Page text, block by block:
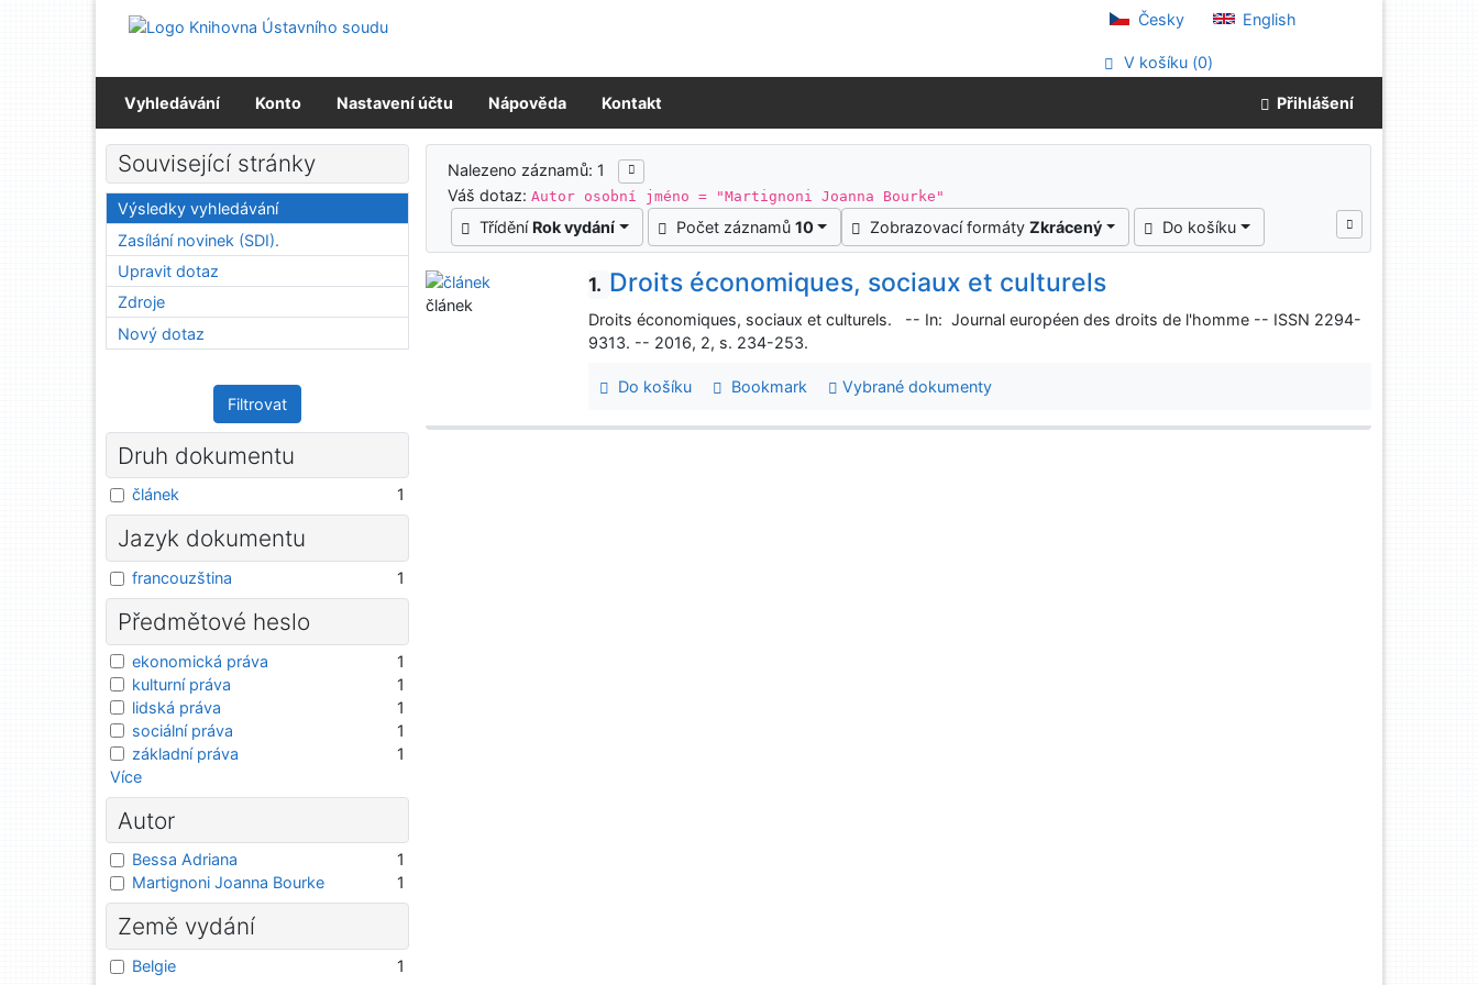
Přejít na menu
Česky English
V košíku (0)
Vyhledávání Konto Nastavení účtu Nápověda Kontakt Přihlášení
Výsledky vyhledávání
Nalezeno záznamů: 1
Váš dotaz:Autor osobní jméno = "Martignoni Joanna Bourke"
Třídění Rok vydání Počet záznamů 10 Zobrazovací formáty Zkrácený Do košíku
1. Droits économiques, sociaux et culturels
Droits économiques, sociaux et culturels. -- In: Journal européen des droits de l'homme -- ISSN 2294-
9313. -- 2016, 2, s. 234-253.
Do košíku Bookmark Vybrané dokumenty
článek
Související stránky
Výsledky vyhledávání
Zasílání novinek (SDI).
Upravit dotaz
Zdroje
Nový dotaz
Filtrovat
Druh dokumentu
článek 1
Jazyk dokumentu
francouzština 1
Předmětové heslo
ekonomická práva
1
kulturní práva
1
lidská práva
1
sociální práva
1
základní práva
1
Více
Autor
Bessa Adriana
1
Martignoni Joanna Bourke
1
Země vydání
Belgie 1